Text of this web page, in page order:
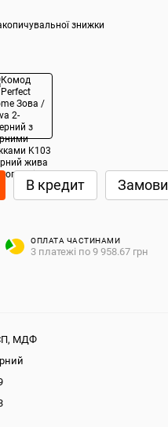
знижки
В кредит
ОПЛАТА ЧАСТИНАМИ
3 платежі по 9 958.67 грн
МДФ